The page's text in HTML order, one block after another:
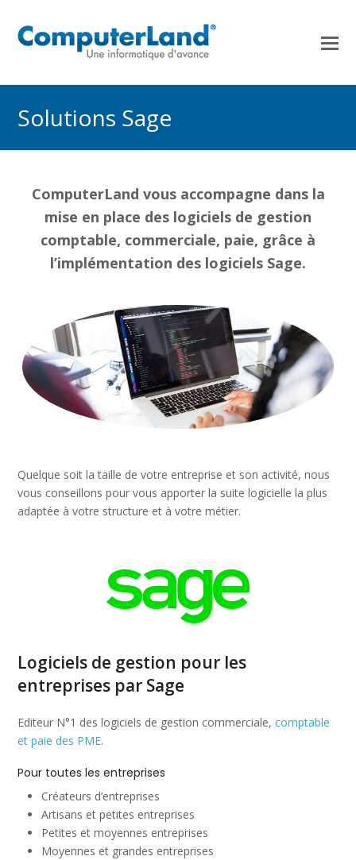
Solutions Sage
ComputerLand vous accompagne dans la
mise en place des logiciels de gestion
comptable, commerciale, paie, grâce à
l’implémentation des logiciels Sage.
Quelque soit la taille de votre entreprise et son activité, nous
vous conseillons pour vous apporter la suite logicielle la plus
adaptée à votre structure et à votre métier.
Logiciels de gestion pour les
entreprises par Sage
Editeur N°1 des logiciels de gestion commerciale,comptable
et paie des PME.
Pour toutes les entreprises
Créateurs d’entreprises
Artisans et petites entreprises
Petites et moyennes entreprises
Moyennes et grandes entreprises